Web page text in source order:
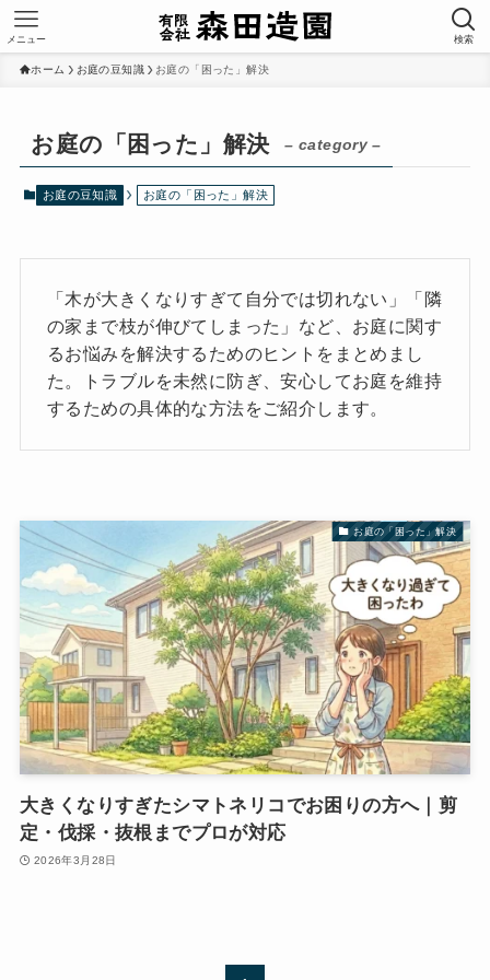
検索
メニュー
ホーム お庭の豆知識 お庭の「困った」解決
お庭の「困った」解決 – category –
お庭の豆知識 お庭の「困った」解決
「木が大きくなりすぎて自分では切れない」「隣
の家まで枝が伸びてしまった」など、お庭に関す
るお悩みを解決するためのヒントをまとめまし
た。トラブルを未然に防ぎ、安心してお庭を維持
するための具体的な方法をご紹介します。
お庭の「困った」解決
大きくなりすぎたシマトネリコでお困りの方へ｜剪
定・伐採・抜根までプロが対応
2026年3月28日